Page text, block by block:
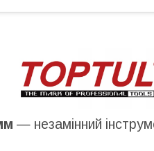
— незамінний